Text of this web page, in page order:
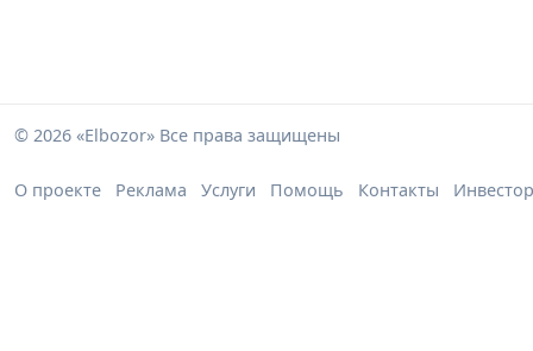
© 2026 «Elbozor» Все права защищены
О проекте Реклама Услуги Помощь Контакты